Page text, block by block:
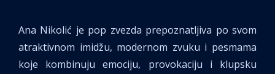
Ana Nikolić je pop zvezda prepoznatljiva po svom
atraktivnom imidžu, modernom zvuku i pesmama
koje kombinuju emociju, provokaciju i klupsku